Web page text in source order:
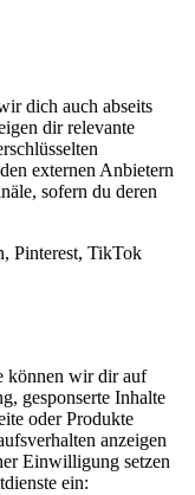
dich auch abseits
dir relevante
externen Anbietern
sofern du deren
Pinterest, TikTok
können wir dir auf
gesponserte Inhalte
oder Produkte
anzeigen
Einwilligung setzen
ein: